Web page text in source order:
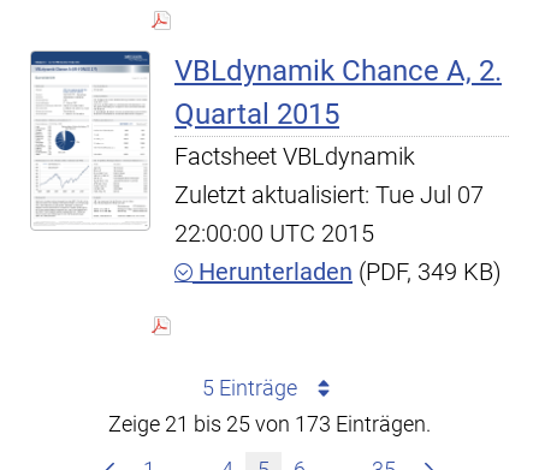
VBLdynamik Chance A, 2.
Quartal 2015
Factsheet VBLdynamik
Zuletzt aktualisiert: Tue Jul 07
22:00:00 UTC 2015
Herunterladen (PDF, 349 KB)
5 Einträge
Zeige 21 bis 25 von 173 Einträgen.